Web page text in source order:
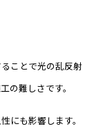
ことで光の乱反射
の難しさです。
にも影響します。